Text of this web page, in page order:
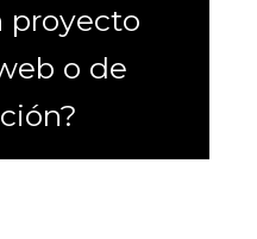
proyecto
o de
y